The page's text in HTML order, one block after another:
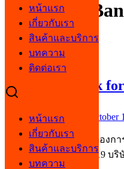
หน้าแรก
เกี่ยวกับเรา
สินค้าและบริการ
บทความ
ติดต่อเรา
หน้าแรก
เกี่ยวกับเรา
สินค้าและบริการ
บทความ
Capacitor
Power Factor Correction
Capacitor Bank
October 12, 2021 October
สำหรับกิจการ SME ที่ต้องก
แฟคเตอร์ ในยุค โควิด19 บ